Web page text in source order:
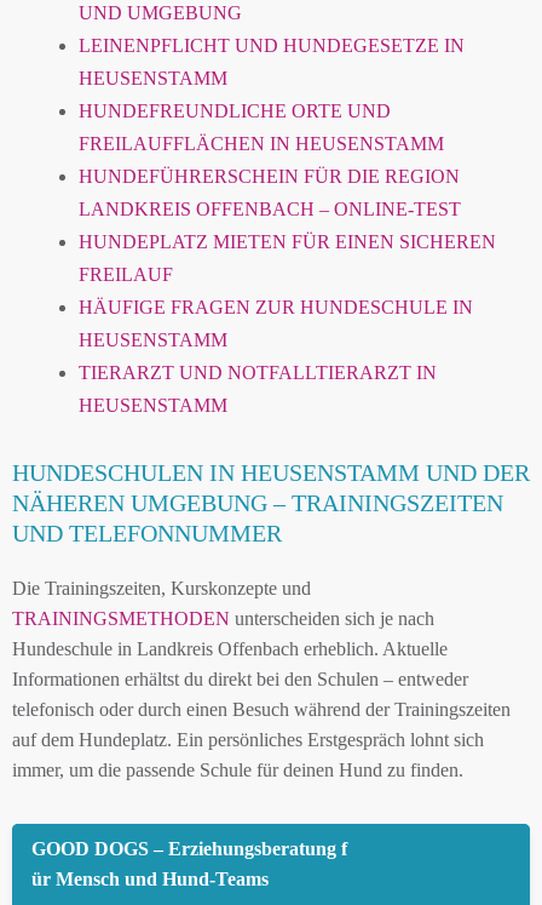
UND UMGEBUNG
LEINENPFLICHT UND HUNDEGESETZE IN
HEUSENSTAMM
HUNDEFREUNDLICHE ORTE UND
FREILAUFFLÄCHEN IN HEUSENSTAMM
HUNDEFÜHRERSCHEIN FÜR DIE REGION
LANDKREIS OFFENBACH – ONLINE-TEST
HUNDEPLATZ MIETEN FÜR EINEN SICHEREN
FREILAUF
HÄUFIGE FRAGEN ZUR HUNDESCHULE IN
HEUSENSTAMM
TIERARZT UND NOTFALLTIERARZT IN
HEUSENSTAMM
HUNDESCHULEN IN HEUSENSTAMM UND DER
NÄHEREN UMGEBUNG – TRAININGSZEITEN
UND TELEFONNUMMER
Die Trainingszeiten, Kurskonzepte und
TRAININGSMETHODEN unterscheiden sich je nach
Hundeschule in Landkreis Offenbach erheblich. Aktuelle
Informationen erhältst du direkt bei den Schulen – entweder
telefonisch oder durch einen Besuch während der Trainingszeiten
auf dem Hundeplatz. Ein persönliches Erstgespräch lohnt sich
immer, um die passende Schule für deinen Hund zu finden.
GOOD DOGS – Erziehungsberatung f
ür Mensch und Hund-Teams